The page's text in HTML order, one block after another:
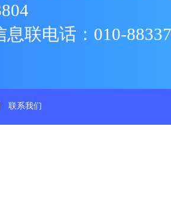
联电话：010-
联系我们